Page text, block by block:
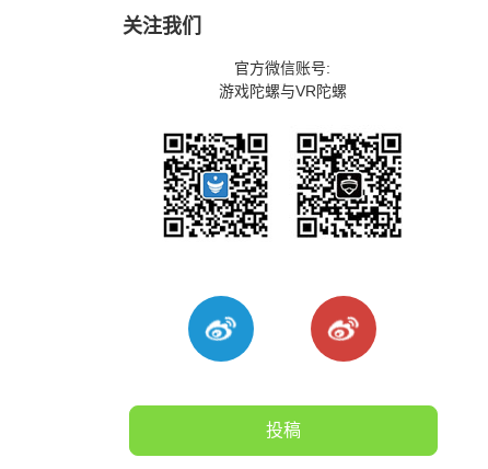
关注我们
官方微信账号:
游戏陀螺与VR陀螺
投稿